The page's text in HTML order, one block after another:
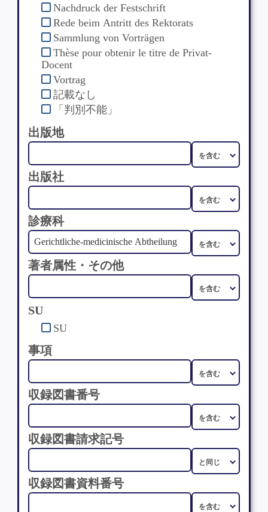
Nachdruck der Festschrift
Rede beim Antritt des Rektorats
Sammlung von Vorträgen
Thèse pour obtenir le titre de Privat-
Docent
Vortrag
記載なし
「判別不能」
出版地
出版社
診療科
著者属性・その他
SU
SU
事項
収録図書番号
収録図書請求記号
収録図書資料番号